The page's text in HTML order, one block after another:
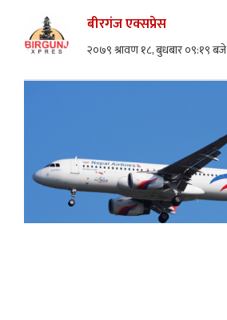
बीरगंज एक्सप्रेस
२०७९ श्रावण १८, बुधबार ०९:१९ बजे